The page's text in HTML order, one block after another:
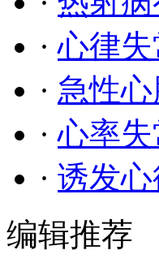
·心律
· 急性
·心率
· 诱发
编辑推荐